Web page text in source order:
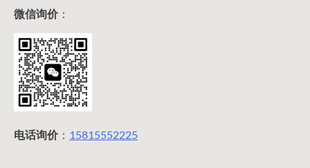
微信询价：
电话询价： 15815552225